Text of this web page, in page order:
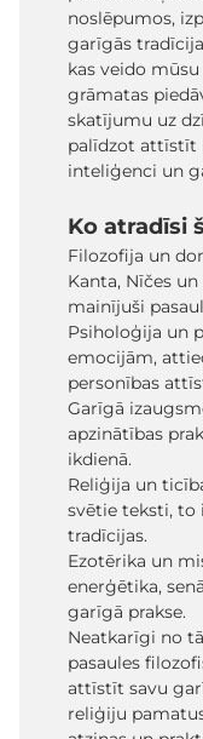
noslēpumos,
garīgās
kas veido
grāmatas
skatījumu uz
palīdzot attīstīt
inteliģenci un
Ko atradīsi
Filozofija un
Kanta, Nīčes
mainījuši
Psiholoģija un
emocijām,
personības
Garīgā
apzinātības
ikdienā.
Reliģija un
svētie teksti, to
tradīcijas.
Ezotērika un
enerģētika,
garīgā prakse.
Neatkarīgi no
pasaules
attīstīt savu
reliģiju